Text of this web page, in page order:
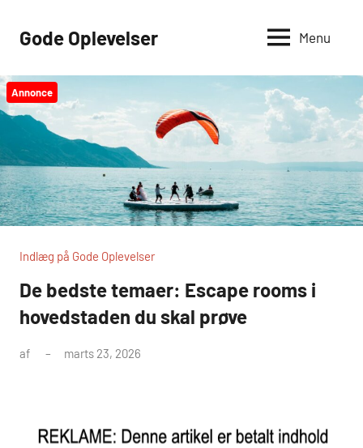
Gode Oplevelser Menu
Annonce
Indlæg på Gode Oplevelser
De bedste temaer: Escape rooms i
hovedstaden du skal prøve
af marts 23, 2026